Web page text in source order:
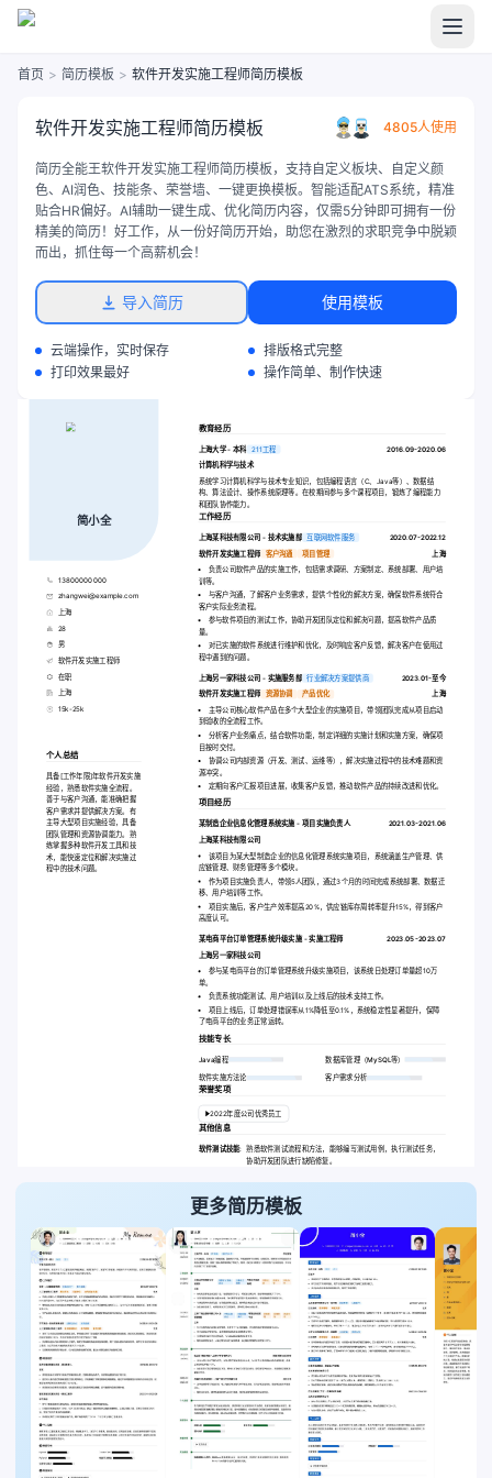
首页 > 简历模板 > 软件开发实施工程师简历模板
软件开发实施工程师简历模板 4805人使用
简历全能王软件开发实施工程师简历模板，支持自定义板块、自定义颜
色、AI润色、技能条、荣誉墙、一键更换模板。智能适配ATS系统，精准
贴合HR偏好。AI辅助一键生成、优化简历内容，仅需5分钟即可拥有一份
精美的简历！好工作，从一份好简历开始，助您在激烈的求职竞争中脱颖
而出，抓住每一个高薪机会！
导入简历 使用模板
云端操作，实时保存
排版格式完整
打印效果最好
操作简单、制作快速
简小全
13800000000
zhangwei@example.com
上海
28
男
软件开发实施工程师
在职
上海
15k-25k
个人总结
具备[工作年限]年软件开发实施
经验，熟悉软件实施全流程。
善于与客户沟通，能准确把握
客户需求并提供解决方案。有
主导大型项目实施经验，具备
团队管理和资源协调能力。熟
练掌握多种软件开发工具和技
术，能快速定位和解决实施过
程中的技术问题。
教育经历
上海大学 - 本科 211工程 2016.09-2020.06
计算机科学与技术
系统学习计算机科学与技术专业知识，包括编程语言（C、Java等）、数据结
构、算法设计、操作系统原理等。在校期间参与多个课程项目，锻炼了编程能力
和团队协作能力。
工作经历
上海某科技有限公司 - 技术实施部 互联网软件服务 2020.07-2022.12
软件开发实施工程师 客户沟通 项目管理 上海
负责公司软件产品的实施工作，包括需求调研、方案制定、系统部署、用户培
训等。
与客户沟通，了解客户业务需求，提供个性化的解决方案，确保软件系统符合
客户实际业务流程。
参与软件项目的测试工作，协助开发团队定位和解决问题，提高软件产品质
量。
对已实施的软件系统进行维护和优化，及时响应客户反馈，解决客户在使用过
程中遇到的问题。
上海另一家科技公司 - 实施服务部 行业解决方案提供商 2023.01-至今
软件开发实施工程师 资源协调 产品优化 上海
主导公司核心软件产品在多个大型企业的实施项目，带领团队完成从项目启动
到验收的全流程工作。
分析客户业务痛点，结合软件功能，制定详细的实施计划和实施方案，确保项
目按时交付。
协调公司内部资源（开发、测试、运维等），解决实施过程中的技术难题和资
源冲突。
定期向客户汇报项目进展，收集客户反馈，推动软件产品的持续改进和优化。
项目经历
某制造企业信息化管理系统实施 - 项目实施负责人 2021.03-2021.06
上海某科技有限公司
该项目为某大型制造企业的信息化管理系统实施项目，系统涵盖生产管理、供
应链管理、财务管理等多个模块。
作为项目实施负责人，带领5人团队，通过3个月的时间完成系统部署、数据迁
移、用户培训等工作。
项目实施后，客户生产效率提高20%，供应链库存周转率提升15%，得到客户
高度认可。
某电商平台订单管理系统升级实施 - 实施工程师
2023.05-2023.07
上海另一家科技公司
参与某电商平台的订单管理系统升级实施项目，该系统日处理订单量超10万
单。
负责系统功能测试、用户培训以及上线后的技术支持工作。
项目上线后，订单处理错误率从1%降低至0.1%，系统稳定性显著提升，保障
了电商平台的业务正常运转。
技能专长
Java编程 数据库管理（MySQL等）
软件实施方法论 客户需求分析
荣誉奖项
2022年度公司优秀员工
其他信息
软件测试技能: 熟悉软件测试流程和方法，能够编写测试用例，执行测试任务，
协助开发团队进行缺陷修复。
更多简历模板